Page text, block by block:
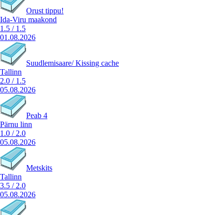
Orust tippu!
Ida-Viru maakond
1.5 / 1.5
01.08.2026
Suudlemisaare/ Kissing cache
Tallinn
2.0 / 1.5
05.08.2026
Peab 4
Pärnu linn
1.0 / 2.0
05.08.2026
Metskits
Tallinn
3.5 / 2.0
05.08.2026